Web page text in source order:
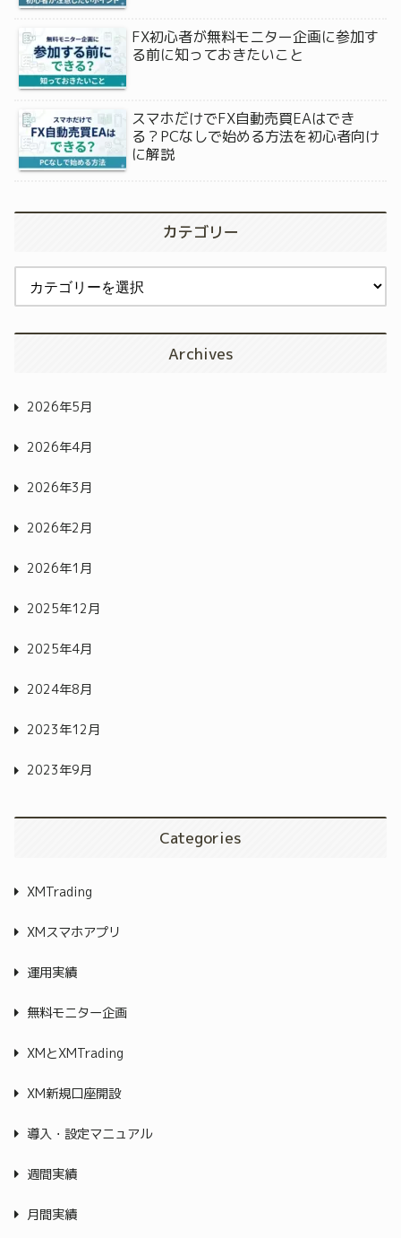
FX初心者が無料モニター企画に参加す
る前に知っておきたいこと
スマホだけでFX自動売買EAはでき
る？PCなしで始める方法を初心者向け
に解説
カテゴリー
Archives
2026年5月
2026年4月
2026年3月
2026年2月
2026年1月
2025年12月
2025年4月
2024年8月
2023年12月
2023年9月
Categories
XMTrading
XMスマホアプリ
運用実績
無料モニター企画
XMとXMTrading
XM新規口座開設
導入・設定マニュアル
週間実績
月間実績